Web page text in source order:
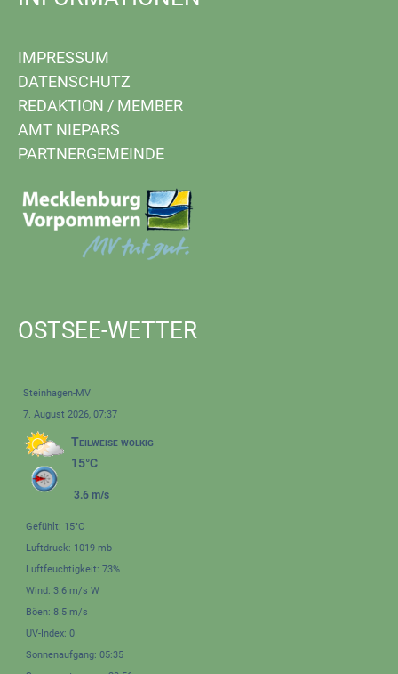
IMPRESSUM
DATENSCHUTZ
REDAKTION / MEMBER
AMT NIEPARS
PARTNERGEMEINDE
OSTSEE-WETTER
Steinhagen-MV
7. August 2026, 07:37
Teilweise wolkig
15°C
3.6 m/s
Gefühlt: 15°C
Luftdruck: 1019 mb
Luftfeuchtigkeit: 73%
Wind: 3.6 m/s W
Böen: 8.5 m/s
UV-Index: 0
Sonnenaufgang: 05:35